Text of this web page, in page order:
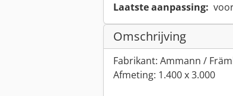
Laatste aanpassing:
Omschrijving
Fabrikant: Ammann /
Afmeting: 1.400 x 3.000